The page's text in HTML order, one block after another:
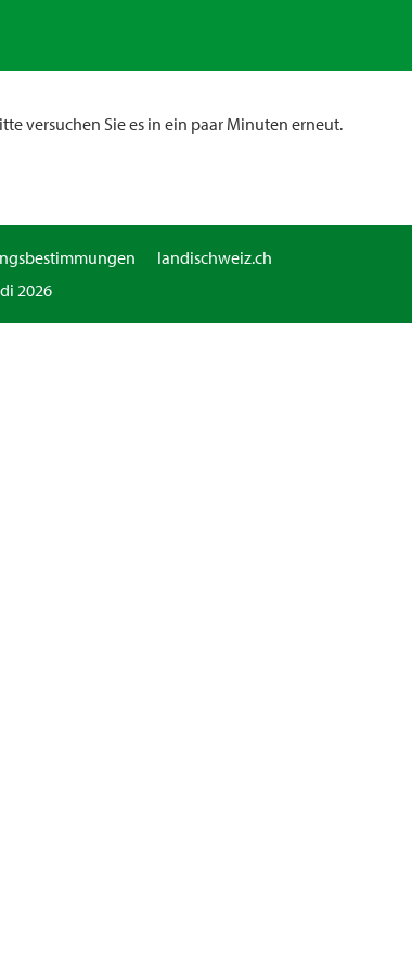
versuchen Sie es in ein paar Minuten erneut.
landischweiz.ch
2026